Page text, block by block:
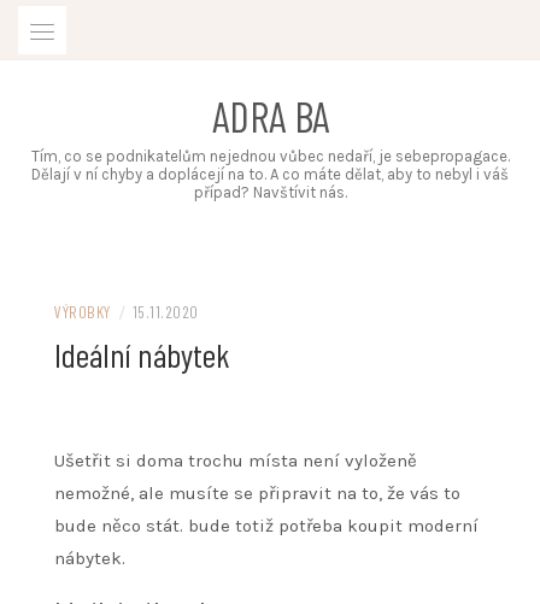
ADRA BA
Tím, co se podnikatelům nejednou vůbec nedaří, je sebepropagace.
Dělají v ní chyby a doplácejí na to. A co máte dělat, aby to nebyl i váš
případ? Navštívit nás.
VÝROBKY / 15.11.2020
Ideální nábytek
Ušetřit si doma trochu místa není vyloženě
nemožné, ale musíte se připravit na to, že vás to
bude něco stát. bude totiž potřeba koupit moderní
nábytek.